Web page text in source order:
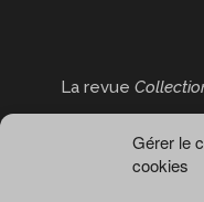
Gérer le
cookies
La revue